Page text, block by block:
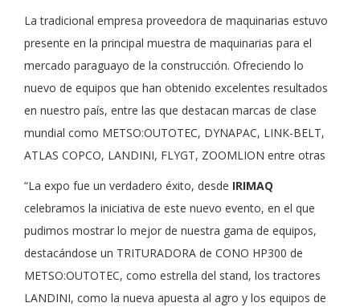
La tradicional empresa proveedora de maquinarias estuvo
presente en la principal muestra de maquinarias para el
mercado paraguayo de la construcción. Ofreciendo lo
nuevo de equipos que han obtenido excelentes resultados
en nuestro país, entre las que destacan marcas de clase
mundial como METSO:OUTOTEC, DYNAPAC, LINK-BELT,
ATLAS COPCO, LANDINI, FLYGT, ZOOMLION entre otras
“La expo fue un verdadero éxito, desde IRIMAQ
celebramos la iniciativa de este nuevo evento, en el que
pudimos mostrar lo mejor de nuestra gama de equipos,
destacándose un TRITURADORA de CONO HP300 de
METSO:OUTOTEC, como estrella del stand, los tractores
LANDINI, como la nueva apuesta al agro y los equipos de